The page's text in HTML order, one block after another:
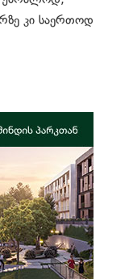
კი საერთოდ